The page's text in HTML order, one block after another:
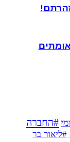
מאומתים
#החברה
#ליאור בר